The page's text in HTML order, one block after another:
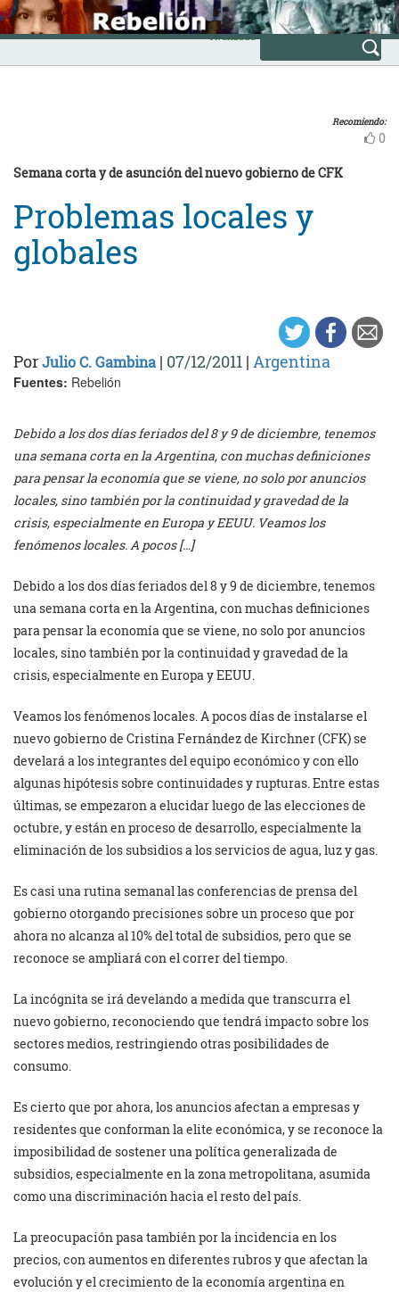
Skip
to
content
INICIO
Avanzada
Recomiendo:
0
Semana corta y de asunción del nuevo gobierno de CFK
Problemas locales y
globales
PorJulio C. Gambina | 07/12/2011 | Argentina
Fuentes: Rebelión
Debido a los dos días feriados del 8 y 9 de diciembre, tenemos
una semana corta en la Argentina, con muchas definiciones
para pensar la economía que se viene, no solo por anuncios
locales, sino también por la continuidad y gravedad de la
crisis, especialmente en Europa y EEUU. Veamos los
fenómenos locales. A pocos […]
Debido a los dos días feriados del 8 y 9 de diciembre, tenemos
una semana corta en la Argentina, con muchas definiciones
para pensar la economía que se viene, no solo por anuncios
locales, sino también por la continuidad y gravedad de la
crisis, especialmente en Europa y EEUU.
Veamos los fenómenos locales. A pocos días de instalarse el
nuevo gobierno de Cristina Fernández de Kirchner (CFK) se
develará a los integrantes del equipo económico y con ello
algunas hipótesis sobre continuidades y rupturas. Entre estas
últimas, se empezaron a elucidar luego de las elecciones de
octubre, y están en proceso de desarrollo, especialmente la
eliminación de los subsidios a los servicios de agua, luz y gas.
Es casi una rutina semanal las conferencias de prensa del
gobierno otorgando precisiones sobre un proceso que por
ahora no alcanza al 10% del total de subsidios, pero que se
reconoce se ampliará con el correr del tiempo.
La incógnita se irá develando a medida que transcurra el
nuevo gobierno, reconociendo que tendrá impacto sobre los
sectores medios, restringiendo otras posibilidades de
consumo.
Es cierto que por ahora, los anuncios afectan a empresas y
residentes que conforman la elite económica, y se reconoce la
imposibilidad de sostener una política generalizada de
subsidios, especialmente en la zona metropolitana, asumida
como una discriminación hacia el resto del país.
La preocupación pasa también por la incidencia en los
precios, con aumentos en diferentes rubros y que afectan la
evolución y el crecimiento de la economía argentina en